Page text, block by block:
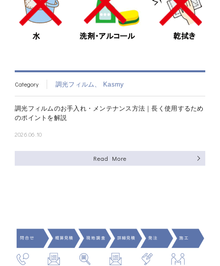
Category 調光フィルム、 Kasmy
調光フィルムのお手入れ・メンテナンス方法｜長く使用するため
のポイントを解説
2026.06.10
Read More